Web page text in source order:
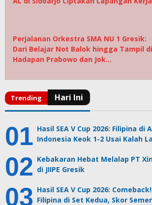
Perjalanan Orkestra SMA NU 1 Gresik:
Dari Belajar Not Balok hingga Tampil di
Hadapan Prabowo dan Jok…
Hasil SEA V Cup 2026: Filipina di
Indonesia Keok 1-2 Usai Kalah
Kebakaran Hebat Melalap PT
di JIIPE Gresik
Hasil SEA V Cup 2026:
Filipina di Set Kedua, Skor